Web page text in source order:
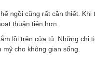
ngồi cũng rất cần thiết.
thuận tiện hơn.
lồi trên cửa tủ. Những
cho không gian sống.